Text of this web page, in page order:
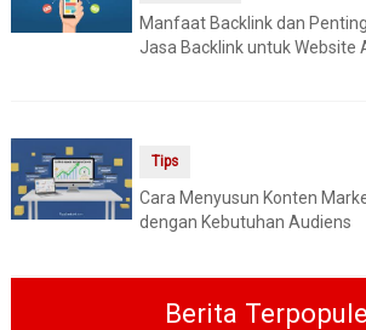
Manfaat Backlink dan
Jasa Backlink untuk Website
Tips
Cara Menyusun Konten
dengan Kebutuhan Audiens
Berita